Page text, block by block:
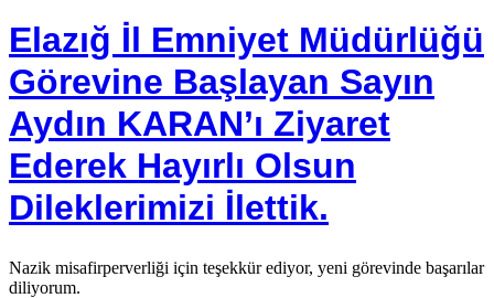
Elazığ İl Emniyet Müdürlüğü
Görevine Başlayan Sayın
Aydın KARAN’ı Ziyaret
Ederek Hayırlı Olsun
Dileklerimizi İlettik.
Nazik misafirperverliği için teşekkür ediyor, yeni görevinde başarılar
diliyorum.